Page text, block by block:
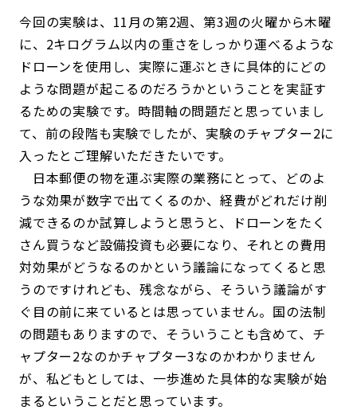
今回の実験は、11月の第2週、第3週の火曜から木曜
に、2キログラム以内の重さをしっかり運べるような
ドローンを使用し、実際に運ぶときに具体的にどの
ような問題が起こるのだろうかということを実証す
るための実験です。時間軸の問題だと思っていまし
て、前の段階も実験でしたが、実験のチャプター2に
入ったとご理解いただきたいです。
日本郵便の物を運ぶ実際の業務にとって、どのよ
うな効果が数字で出てくるのか、経費がどれだけ削
減できるのか試算しようと思うと、ドローンをたく
さん買うなど設備投資も必要になり、それとの費用
対効果がどうなるのかという議論になってくると思
うのですけれども、残念ながら、そういう議論がす
ぐ目の前に来ているとは思っていません。国の法制
の問題もありますので、そういうことも含めて、チ
ャプター2なのかチャプター3なのかわかりません
が、私どもとしては、一歩進めた具体的な実験が始
まるということだと思っています。